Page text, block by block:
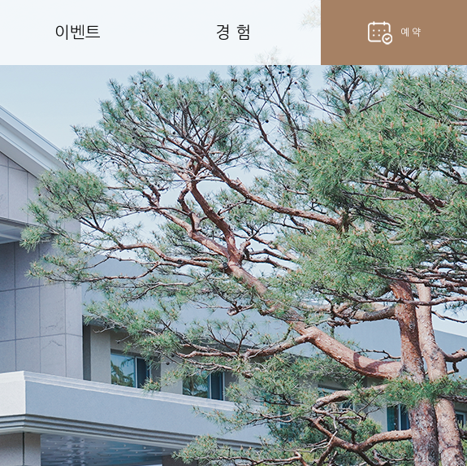
이벤트 경 험 예 약
hotel 객실 예약
fork_spoon 벨라셰나 예약